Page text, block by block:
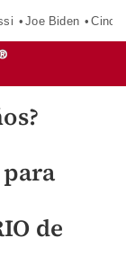
Joe Biden
de